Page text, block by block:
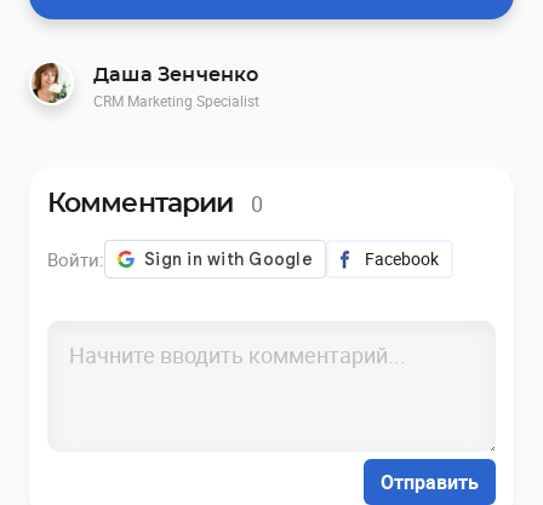
Даша Зенченко
CRM Marketing Specialist
Комментарии 0
Войти: Facebook
Отправить